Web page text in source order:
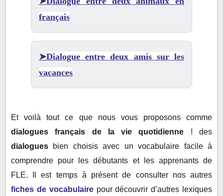
français
➤Dialogue entre deux amis sur les
vacances
Et voilà tout ce que nous vous proposons comme
dialogues français de la vie quotidienne ! des
dialogues bien choisis avec un vocabulaire facile à
comprendre pour les débutants et les apprenants de
FLE. Il est temps à présent de consulter nos autres
fiches de vocabulairepour découvrir d’autres lexiques